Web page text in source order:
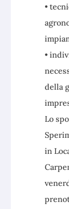
•
•
della
Lo
in